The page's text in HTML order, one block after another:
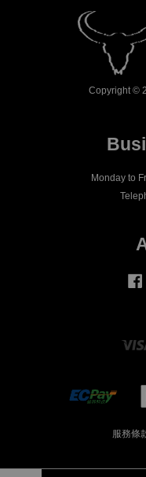
Copyright ©
Monday to
服務條